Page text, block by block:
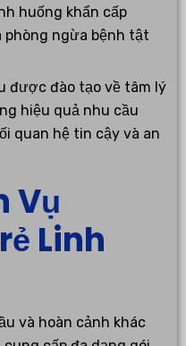
huống khẩn cấp
phòng ngừa bệnh tật
được đào tạo về tâm lý
hiệu quả nhu cầu
quan hệ tin cậy và an
Vụ
Linh
và hoàn cảnh khác